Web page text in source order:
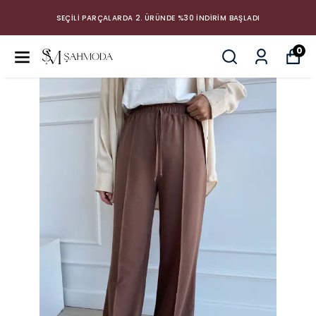
SEÇİLİ PARÇALARDA 2. ÜRÜNDE %30 İNDİRİM BAŞLADI
0